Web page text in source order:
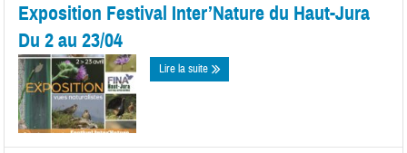
Exposition Festival Inter’Nature du Haut-Jura
Du 2 au 23/04
Lire la suite